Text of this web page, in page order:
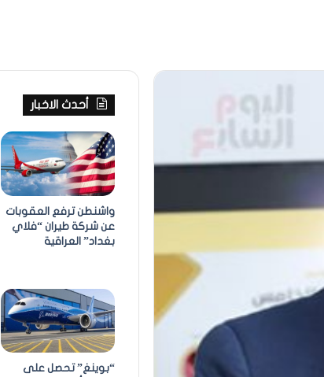
أحدث الاخبار
واشنطن ترفع العقوبات
عن شركة طيران “فلاي
بغداد” العراقية
“بوينغ” تحصل على